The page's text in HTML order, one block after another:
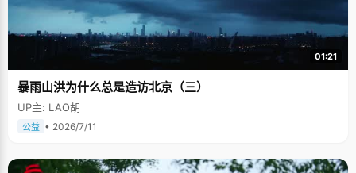
01:21
暴雨山洪为什么总是造访北京（三）
UP主: LAO胡
公益 • 2026/7/11